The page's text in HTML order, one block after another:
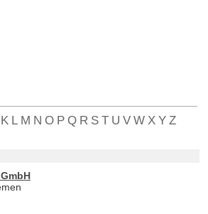
K L M N O P Q R S T U V W X Y Z